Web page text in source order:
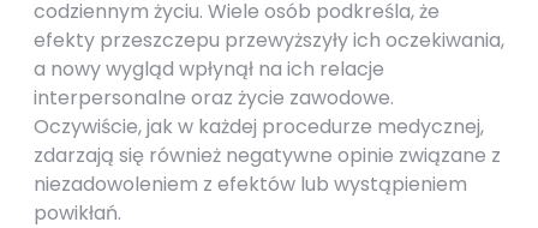
codziennym życiu. Wiele osób podkreśla, że
efekty przeszczepu przewyższyły ich oczekiwania,
a nowy wygląd wpłynął na ich relacje
interpersonalne oraz życie zawodowe.
Oczywiście, jak w każdej procedurze medycznej,
zdarzają się również negatywne opinie związane z
niezadowoleniem z efektów lub wystąpieniem
powikłań.